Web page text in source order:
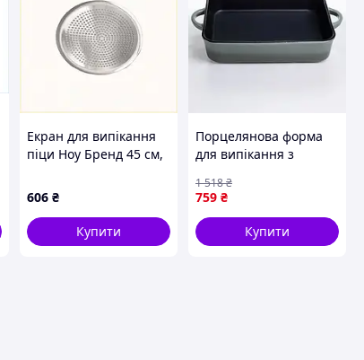
Екран для випікання
піци Ноу Бренд 45 см,
606 ₴
Купити
Порцелянова форма
для випікання з
см в оливковому
кольорі від KS-624 для
кулінарних шедеврів
759 ₴
1 518₴
Купити